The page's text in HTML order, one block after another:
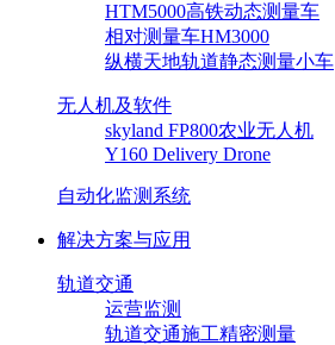
HTM5000高铁动态测量车
相对测量车HM3000
纵横天地轨道静态测量小车
无人机及软件
skyland FP800农业无人机
Y160 Delivery Drone
自动化监测系统
解决方案与应用
轨道交通
运营监测
轨道交通施工精密测量